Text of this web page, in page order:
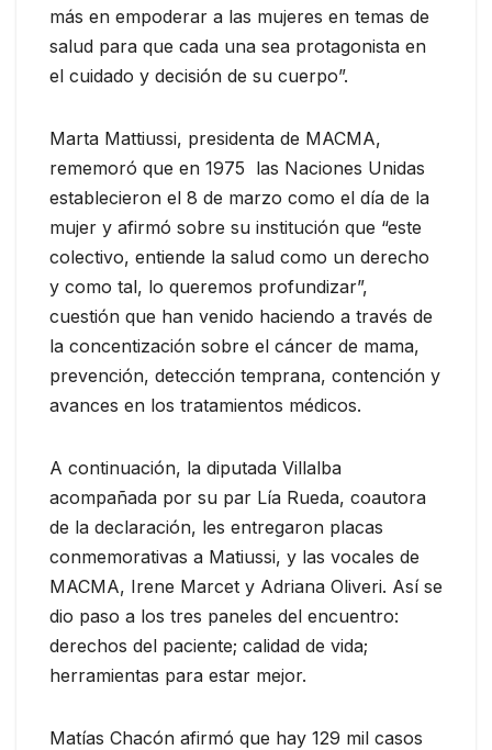
más en empoderar a las mujeres en temas de
salud para que cada una sea protagonista en
el cuidado y decisión de su cuerpo”.
Marta Mattiussi, presidenta de MACMA,
rememoró que en 1975 las Naciones Unidas
establecieron el 8 de marzo como el día de la
mujer y afirmó sobre su institución que “este
colectivo, entiende la salud como un derecho
y como tal, lo queremos profundizar”,
cuestión que han venido haciendo a través de
la concentización sobre el cáncer de mama,
prevención, detección temprana, contención y
avances en los tratamientos médicos.
A continuación, la diputada Villalba
acompañada por su par Lía Rueda, coautora
de la declaración, les entregaron placas
conmemorativas a Matiussi, y las vocales de
MACMA, Irene Marcet y Adriana Oliveri. Así se
dio paso a los tres paneles del encuentro:
derechos del paciente; calidad de vida;
herramientas para estar mejor.
Matías Chacón afirmó que hay 129 mil casos